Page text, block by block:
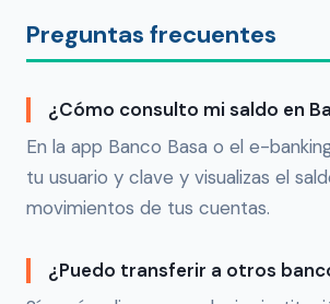
Preguntas frecuentes
¿Cómo consulto mi saldo en
En la app Banco Basa o el e-
tu usuario y clave y visualizas el
movimientos de tus cuentas.
¿Puedo transferir a otros